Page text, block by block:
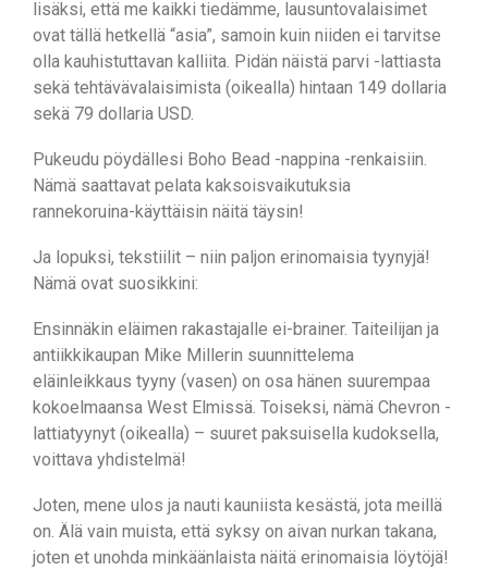
lisäksi, että me kaikki tiedämme, lausuntovalaisimet
ovat tällä hetkellä “asia”, samoin kuin niiden ei tarvitse
olla kauhistuttavan kalliita. Pidän näistä parvi -lattiasta
sekä tehtävävalaisimista (oikealla) hintaan 149 dollaria
sekä 79 dollaria USD.
Pukeudu pöydällesi Boho Bead -nappina -renkaisiin.
Nämä saattavat pelata kaksoisvaikutuksia
rannekoruina-käyttäisin näitä täysin!
Ja lopuksi, tekstiilit – niin paljon erinomaisia ​​tyynyjä!
Nämä ovat suosikkini:
Ensinnäkin eläimen rakastajalle ei-brainer. Taiteilijan ja
antiikkikaupan Mike Millerin suunnittelema
eläinleikkaus tyyny (vasen) on osa hänen suurempaa
kokoelmaansa West Elmissä. Toiseksi, nämä Chevron -
lattiatyynyt (oikealla) – suuret paksuisella kudoksella,
voittava yhdistelmä!
Joten, mene ulos ja nauti kauniista kesästä, jota meillä
on. Älä vain muista, että syksy on aivan nurkan takana,
joten et unohda minkäänlaista näitä erinomaisia ​​löytöjä!